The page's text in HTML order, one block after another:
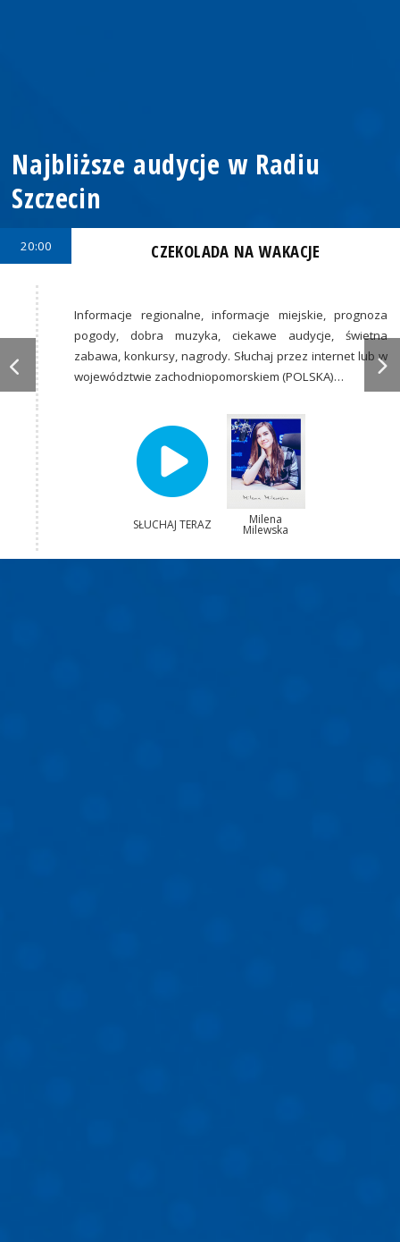
Najbliższe audycje w Radiu
Szczecin
20:00 CZEKOLADA NA WAKACJE
Informacje regionalne, informacje miejskie, prognoza
pogody, dobra muzyka, ciekawe audycje, świetna
zabawa, konkursy, nagrody. Słuchaj przez internet lub w
województwie zachodniopomorskiem (POLSKA)…
SŁUCHAJ TERAZ Milena
Milewska